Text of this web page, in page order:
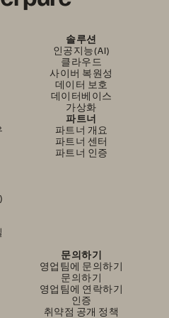
솔루션
인공지능(AI)
클라우드
사이버 복원성
데이터 보호
데이터베이스
가상화
파트너
파트너 개요
파트너 센터
파트너 인증
문의하기
영업팀에 문의하기
문의하기
영업팀에 연락하기
인증
취약점 공개 정책